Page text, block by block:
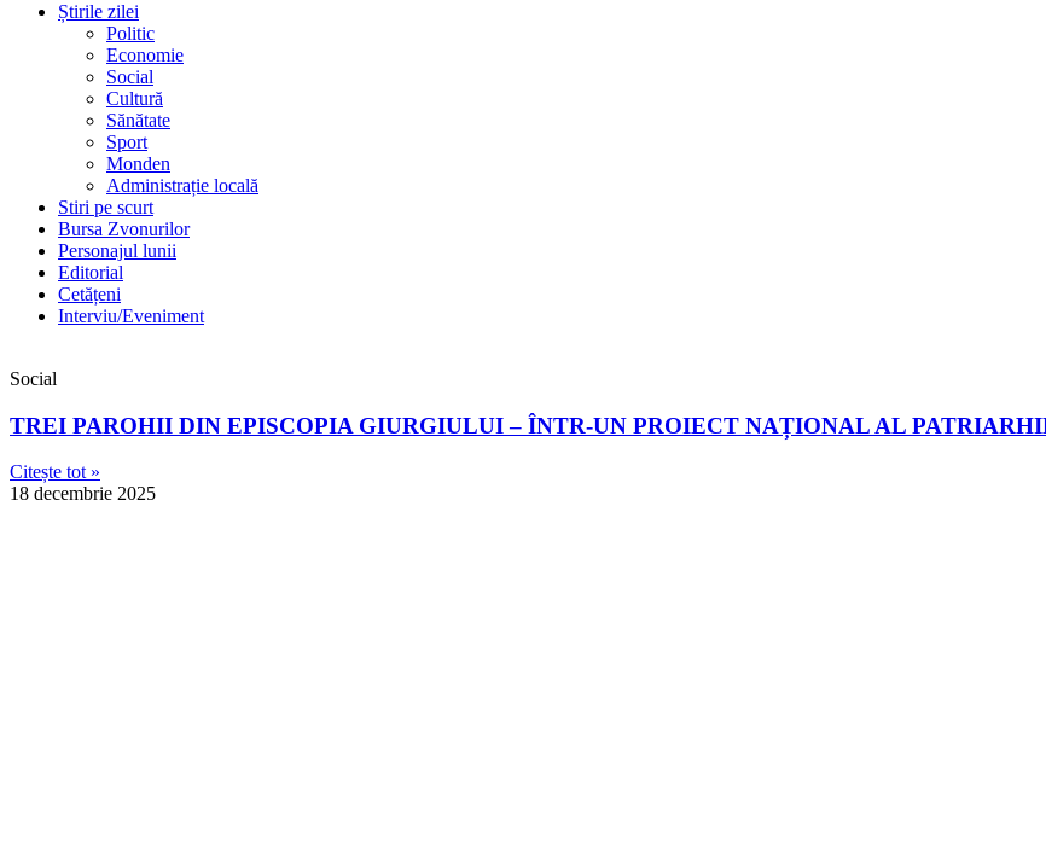
Știrile zilei
Politic
Economie
Social
Cultură
Sănătate
Sport
Monden
Administrație locală
Stiri pe scurt
Bursa Zvonurilor
Personajul lunii
Editorial
Cetățeni
Interviu/Eveniment
Social
TREI PAROHII DIN EPISCOPIA GIURGIULUI – ÎNTR-UN PROIECT NAȚIONAL AL
Citește tot »
18 decembrie 2025